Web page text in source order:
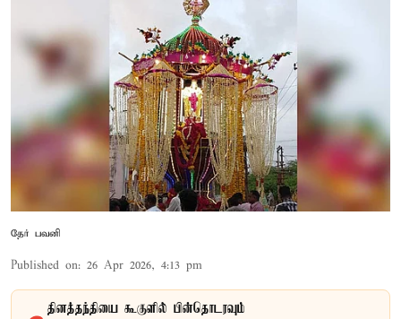
தேர் பவனி
Published on: 26 Apr 2026, 4:13 pm
தினத்தந்தியை கூகுளில் பின்தொடரவும்